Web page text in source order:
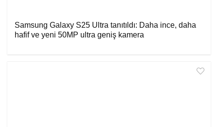
Samsung Galaxy S25 Ultra tanıtıldı: Daha ince, daha
hafif ve yeni 50MP ultra geniş kamera